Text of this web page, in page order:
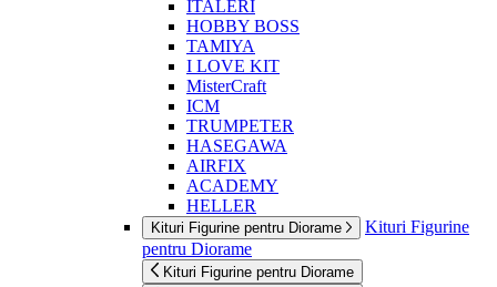
ITALERI
HOBBY BOSS
TAMIYA
I LOVE KIT
MisterCraft
ICM
TRUMPETER
HASEGAWA
AIRFIX
ACADEMY
HELLER
Kituri Figurine pentru Diorame
Kituri Figurine
pentru Diorame
Kituri Figurine pentru Diorame